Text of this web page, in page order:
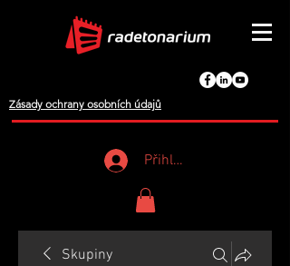
Zásady ochrany osobních údajů
Přihlášení
Skupiny